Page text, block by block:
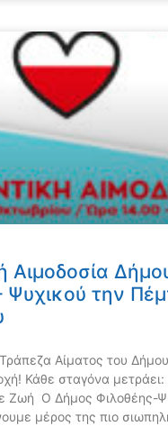
Αιμοδοσία
Ψυχικού την
Αίματος του
Κάθε σταγόνα μετράει:
Ζωή Ο Δήμος Φιλοθέης-
μέρος της πιο